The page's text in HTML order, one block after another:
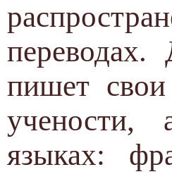
пишет свои
учености,
языках: